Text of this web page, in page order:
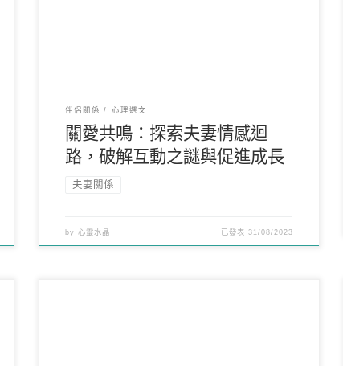
伴侶關係 心理選文
關愛共鳴：探索夫妻情感迴
路，破解互動之謎與促進成長
夫妻關係
by心靈水晶 已發表 31/08/2023